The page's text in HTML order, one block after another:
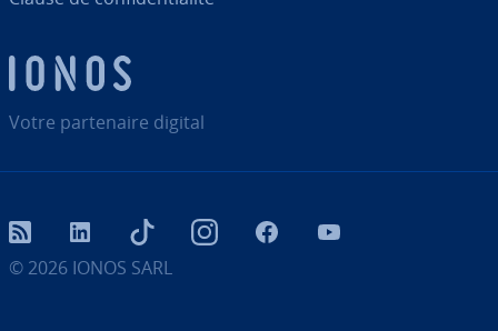
Votre par­te­naire digital
© 2026 IONOS SARL
RSS LinkedIn tiktok InstagramFacebook